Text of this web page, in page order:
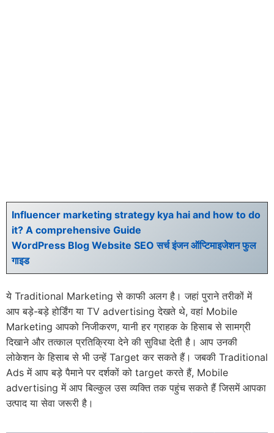
Influencer marketing strategy kya hai and how to do
it? A comprehensive Guide
WordPress Blog Website SEO सर्च इंजन ऑप्टिमाइजेशन फुल
गाइड
ये Traditional Marketing से काफी अलग है। जहां पुराने तरीकों में
आप बड़े-बड़े होर्डिंग या TV advertising देखते थे, वहां Mobile
Marketing आपको निजीकरण, यानी हर ग्राहक के हिसाब से सामग्री
दिखाने और तत्काल प्रतिक्रिया देने की सुविधा देती है। आप उनकी
लोकेशन के हिसाब से भी उन्हें Target कर सकते हैं। जबकी Traditional
Ads में आप बड़े पैमाने पर दर्शकों को target करते हैं, Mobile
advertising में आप बिल्कुल उस व्यक्ति तक पहुंच सकते हैं जिसमें आपका
उत्पाद या सेवा जरूरी है।